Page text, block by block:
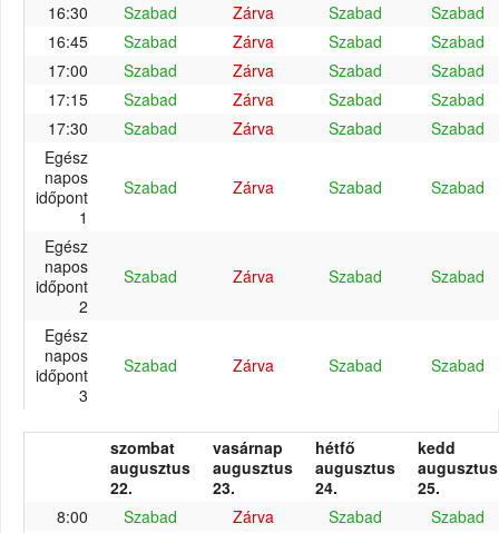
16:30 Szabad Zárva Szabad
Szabad
16:45
Szabad Zárva Szabad
Szabad
17:00
Szabad Zárva Szabad
Szabad
17:15
Szabad Zárva Szabad
Szabad
17:30
Szabad Zárva Szabad
Szabad
Egész
napos
időpont
1
Szabad Zárva Szabad Szabad
Egész
napos
időpont
2
Szabad Zárva Szabad Szabad
Egész
napos
időpont
3
Szabad Zárva Szabad Szabad
szombat
augusztus
22.
vasárnap
augusztus
23.
hétfő
augusztus
24.
kedd
augusztus
25.
8:00
Szabad Zárva Szabad
Szabad